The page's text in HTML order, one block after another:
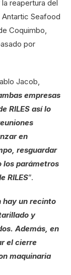
reapertura del
Seafood
Coquimbo,
por
Jacob,
empresas
RILES así lo
en
resguardar
los parámetros
RILES”.
hay un recinto
y
Además, en
el cierre
maquinaria